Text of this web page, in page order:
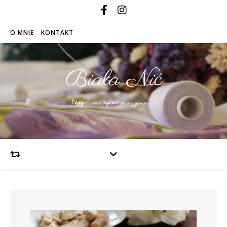
O MNIE KONTAKT
Biała Nić
Blog – nie tylko o szyciu :)